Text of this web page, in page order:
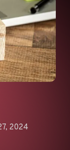
2024